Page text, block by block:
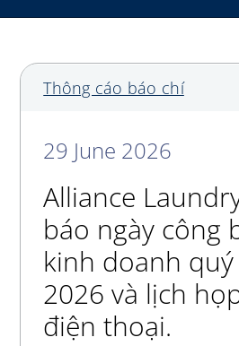
My Alliance
Thông cáo báo chí
29 June 2026
Alliance
báo ngày công
kinh doanh
2026 và lịch
điện thoại.